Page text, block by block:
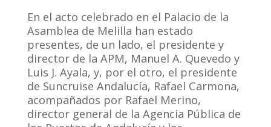
En el acto celebrado en el Palacio de la
Asamblea de Melilla han estado
presentes, de un lado, el presidente y
director de la APM, Manuel A. Quevedo y
Luis J. Ayala, y, por el otro, el presidente
de Suncruise Andalucía, Rafael Carmona,
acompañados por Rafael Merino,
director general de la Agencia Pública de